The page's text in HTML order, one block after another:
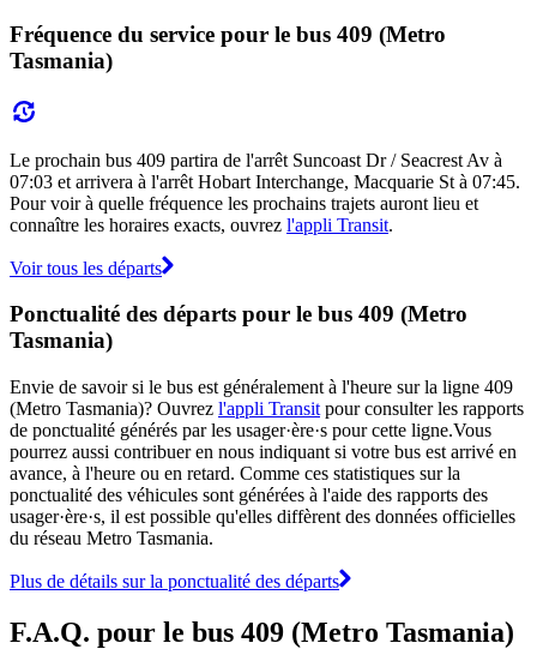
Fréquence du service pour le bus 409 (Metro
Tasmania)
Le prochain bus 409 partira de l'arrêt Suncoast Dr / Seacrest Av à
07:03 et arrivera à l'arrêt Hobart Interchange, Macquarie St à 07:45.
Pour voir à quelle fréquence les prochains trajets auront lieu et
connaître les horaires exacts, ouvrez l'appli Transit.
Voir tous les départs
Ponctualité des départs pour le bus 409 (Metro
Tasmania)
Envie de savoir si le bus est généralement à l'heure sur la ligne 409
(Metro Tasmania)? Ouvrez l'appli Transit pour consulter les rapports
de ponctualité générés par les usager·ère·s pour cette ligne.Vous
pourrez aussi contribuer en nous indiquant si votre bus est arrivé en
avance, à l'heure ou en retard. Comme ces statistiques sur la
ponctualité des véhicules sont générées à l'aide des rapports des
usager·ère·s, il est possible qu'elles diffèrent des données officielles
du réseau Metro Tasmania.
Plus de détails sur la ponctualité des départs
F.A.Q. pour le bus 409 (Metro Tasmania)